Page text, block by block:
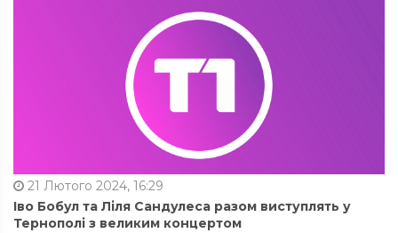
21 Лютого 2024, 16:29
Іво Бобул та Ліля Сандулеса разом виступлять у
Тернополі з великим концертом